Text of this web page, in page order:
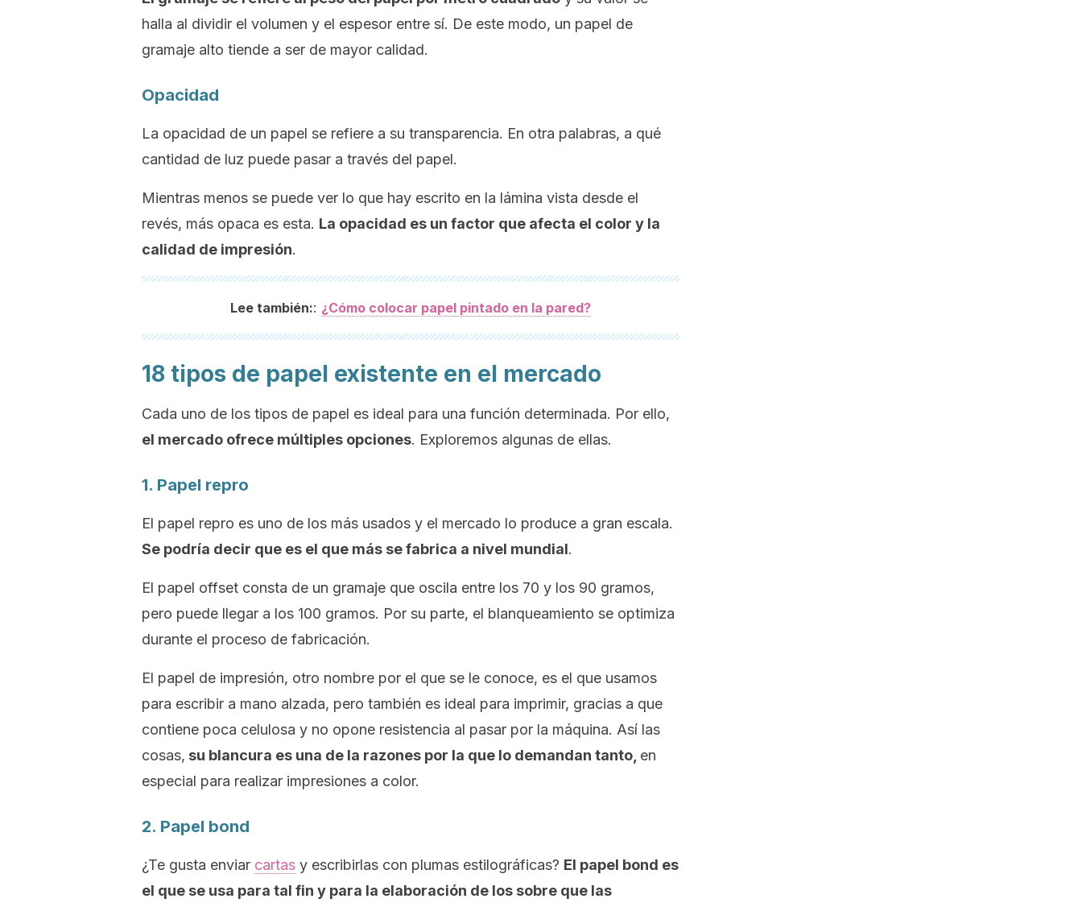
halla al dividir el volumen y el espesor entre sí. De este modo, un papel de
gramaje alto tiende a ser de mayor calidad.
Opacidad
La opacidad de un papel se refiere a su transparencia. En otra palabras, a qué
cantidad de luz puede pasar a través del papel.
Mientras menos se puede ver lo que hay escrito en la lámina vista desde el
revés, más opaca es esta. La opacidad es un factor que afecta el color y la
calidad de impresión.
Lee también:: ¿Cómo colocar papel pintado en la pared?
18 tipos de papel existente en el mercado
Cada uno de los tipos de papel es ideal para una función determinada. Por ello,
el mercado ofrece múltiples opciones. Exploremos algunas de ellas.
1. Papel repro
El papel repro es uno de los más usados y el mercado lo produce a gran escala.
Se podría decir que es el que más se fabrica a nivel mundial.
El papel offset consta de un gramaje que oscila entre los 70 y los 90 gramos,
pero puede llegar a los 100 gramos. Por su parte, el blanqueamiento se optimiza
durante el proceso de fabricación.
El papel de impresión, otro nombre por el que se le conoce, es el que usamos
para escribir a mano alzada, pero también es ideal para imprimir, gracias a que
contiene poca celulosa y no opone resistencia al pasar por la máquina. Así las
cosas, su blancura es una de la razones por la que lo demandan tanto, en
especial para realizar impresiones a color.
2. Papel bond
¿Te gusta enviar cartas y escribirlas con plumas estilográficas? El papel bond es
el que se usa para tal fin y para la elaboración de los sobre que las